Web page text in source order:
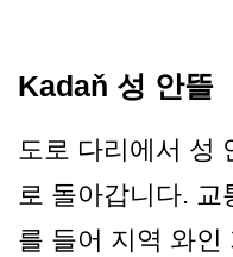
Kadaň 성 안뜰
도로 다리에서 성
로 돌아갑니다. 교
를 들어 지역 와인